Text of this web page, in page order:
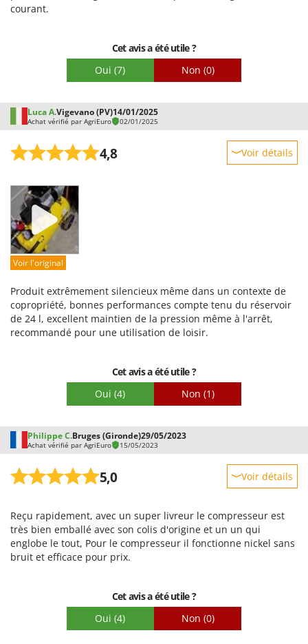
courant.
Cet avis a été utile ?
Oui (7) Non (0)
Luca A.Vigevano (PV)14/01/2025
Achat vérifié par AgriEuro 02/01/2025
4,8 Voir détails
Prestations
Facilité d'utilisation
Qualité / Prix
Facilité de montage
Voir l'original
Produit extrêmement silencieux même dans un contexte de
copropriété, bonnes performances compte tenu du réservoir
de 24 l, excellent maintien de la pression même à l'arrêt,
recommandé pour une utilisation de loisir.
Cet avis a été utile ?
Oui (4) Non (1)
Philippe C.Bruges (Gironde)29/05/2023
Achat vérifié par AgriEuro 15/05/2023
5,0 Voir détails
Prestations
Facilité d'utilisation
Qualité / Prix
Reçu rapidement, avec un super livreur le compresseur est
très bien emballé avec son colis d'origine et un un qui
englobe le tout, Pour le compresseur il fonctionne nickel sans
bruit et efficace pour prix.
Cet avis a été utile ?
Oui (4) Non (0)